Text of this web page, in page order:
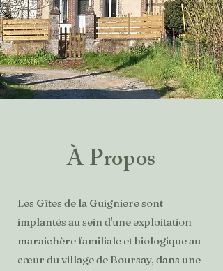
À Propos
Les Gîtes de la Guigniere sont
implantés au sein d'une exploitation
maraichère familiale et biologique au
cœur du village de Boursay, dans une